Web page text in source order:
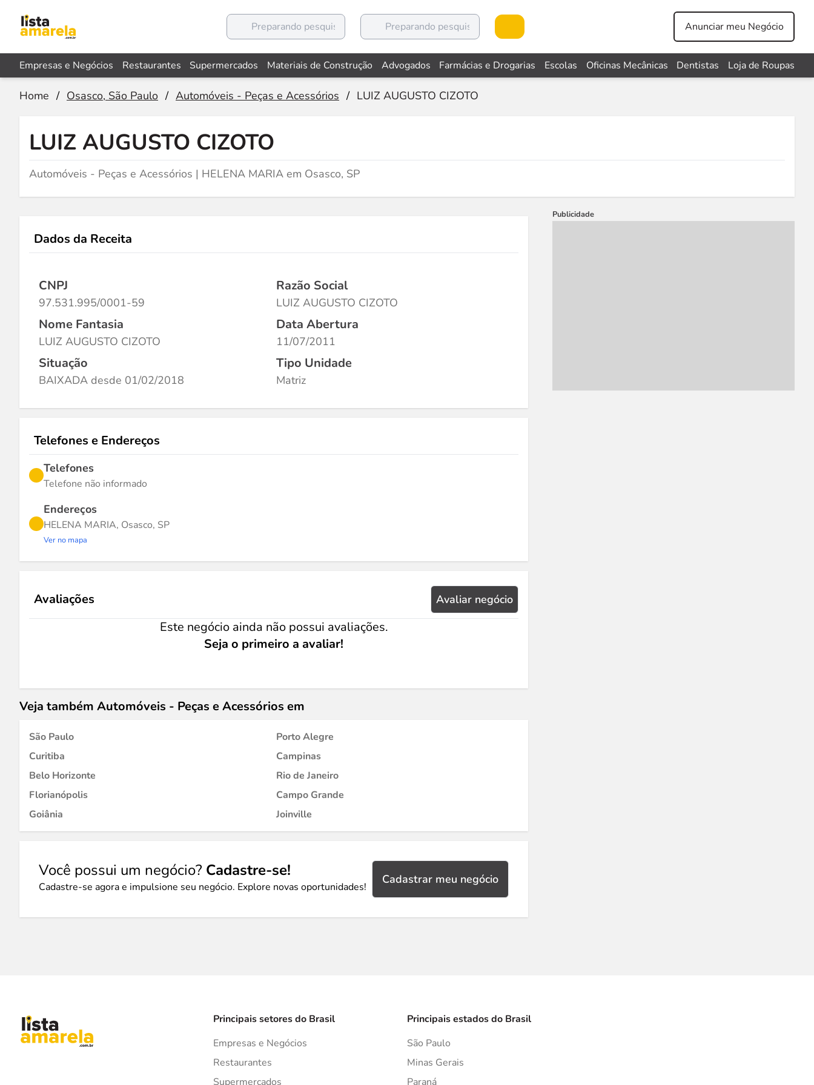
Anunciar meu Negócio
Empresas e Negócios Restaurantes Supermercados Materiais de Construção Advogados Farmácias e Drogarias Escolas Oficinas Mecânicas Dentistas Loja de Roupas
Home / Osasco, São Paulo / Automóveis - Peças e Acessórios / LUIZ AUGUSTO CIZOTO
LUIZ AUGUSTO CIZOTO
Automóveis - Peças e Acessórios | HELENA MARIA em Osasco, SP
Dados da Receita
CNPJ
97.531.995/0001-59
Razão Social
LUIZ AUGUSTO CIZOTO
Nome Fantasia
LUIZ AUGUSTO CIZOTO
Data Abertura
11/07/2011
Situação
BAIXADA desde 01/02/2018
Tipo Unidade
Matriz
Telefones e Endereços
Telefones
Telefone não informado
Endereços
HELENA MARIA, Osasco, SP
Ver no mapa
Avaliações Avaliar negócio
Este negócio ainda não possui avaliações.
Seja o primeiro a avaliar!
Veja também Automóveis - Peças e Acessórios em
São Paulo
Porto Alegre
Curitiba
Campinas
Belo Horizonte
Rio de Janeiro
Florianópolis
Campo Grande
Goiânia
Joinville
Você possui um negócio? Cadastre-se!
Cadastre-se agora e impulsione seu negócio. Explore novas oportunidades!
Cadastrar meu negócio
Publicidade
Principais setores do Brasil
Empresas e Negócios
Restaurantes
Supermercados
Principais estados do Brasil
São Paulo
Minas Gerais
Paraná